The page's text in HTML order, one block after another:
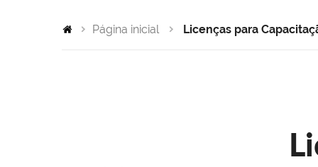
Página inicial Licenças para